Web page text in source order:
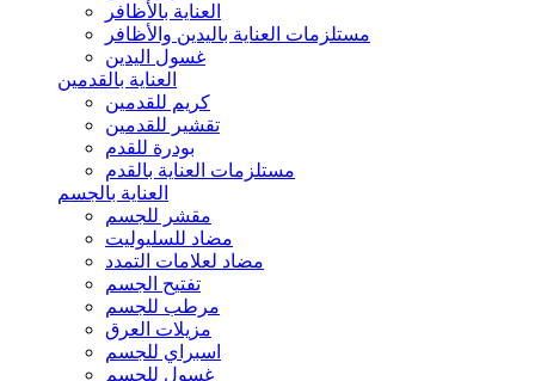
العناية بالأظافر
مستلزمات العناية باليدين والأظافر
غسول اليدين
العناية بالقدمين
كريم للقدمين
تقشير للقدمين
بودرة للقدم
مستلزمات العناية بالقدم
العناية بالجسم
مقشر للجسم
مضاد للسليوليت
مضاد لعلامات التمدد
تفتيح الجسم
مرطب للجسم
مزيلات العرق
اسبراي للجسم
غسول للجسم